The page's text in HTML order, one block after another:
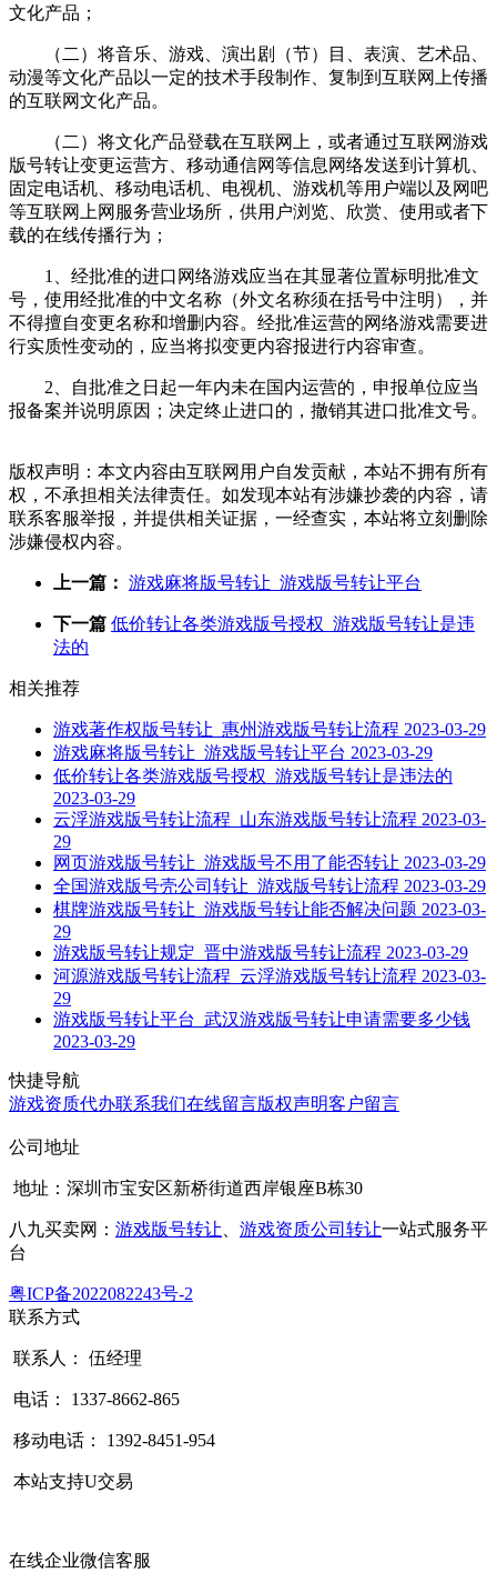
文化产品；
（二）将音乐、游戏、演出剧（节）目、表演、艺术品、
动漫等文化产品以一定的技术手段制作、复制到互联网上传播
的互联网文化产品。
（二）将文化产品登载在互联网上，或者通过互联网游戏
版号转让变更运营方、移动通信网等信息网络发送到计算机、
固定电话机、移动电话机、电视机、游戏机等用户端以及网吧
等互联网上网服务营业场所，供用户浏览、欣赏、使用或者下
载的在线传播行为；
1、经批准的进口网络游戏应当在其显著位置标明批准文
号，使用经批准的中文名称（外文名称须在括号中注明），并
不得擅自变更名称和增删内容。经批准运营的网络游戏需要进
行实质性变动的，应当将拟变更内容报进行内容审查。
2、自批准之日起一年内未在国内运营的，申报单位应当
报备案并说明原因；决定终止进口的，撤销其进口批准文号。
版权声明：本文内容由互联网用户自发贡献，本站不拥有所有
权，不承担相关法律责任。如发现本站有涉嫌抄袭的内容，请
联系客服举报，并提供相关证据，一经查实，本站将立刻删除
涉嫌侵权内容。
上一篇： 游戏麻将版号转让_游戏版号转让平台
下一篇 低价转让各类游戏版号授权_游戏版号转让是违
法的
相关推荐
游戏著作权版号转让_惠州游戏版号转让流程 2023-03-29
游戏麻将版号转让_游戏版号转让平台 2023-03-29
低价转让各类游戏版号授权_游戏版号转让是违法的
2023-03-29
云浮游戏版号转让流程_山东游戏版号转让流程 2023-03-
29
网页游戏版号转让_游戏版号不用了能否转让 2023-03-29
全国游戏版号壳公司转让_游戏版号转让流程 2023-03-29
棋牌游戏版号转让_游戏版号转让能否解决问题 2023-03-
29
游戏版号转让规定_晋中游戏版号转让流程 2023-03-29
河源游戏版号转让流程_云浮游戏版号转让流程 2023-03-
29
游戏版号转让平台_武汉游戏版号转让申请需要多少钱
2023-03-29
快捷导航
游戏资质代办联系我们在线留言版权声明客户留言
公司地址
地址：深圳市宝安区新桥街道西岸银座B栋30
八九买卖网： 游戏版号转让 游戏资质公司转让一站式服务平
台
粤ICP备2022082243号-2
联系方式
联系人： 伍经理
电话： 1337-8662-865
移动电话： 1392-8451-954
本站支持U交易
在线企业微信客服